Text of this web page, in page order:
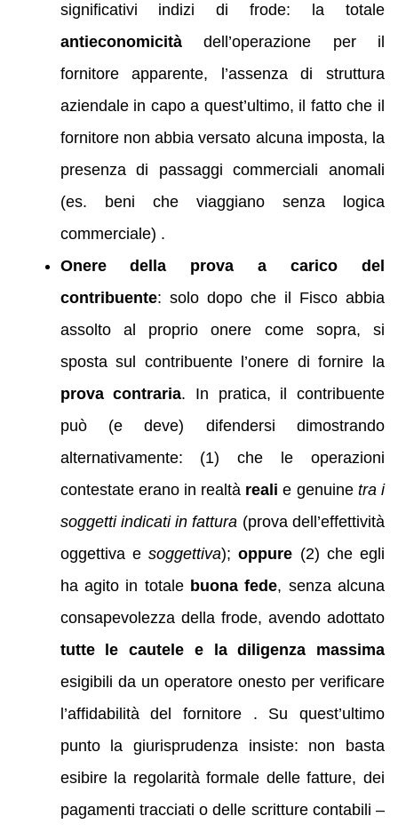
significativi indizi di frode: la totale
antieconomicitàdell’operazione per il
fornitore apparente, l’assenza di struttura
aziendale in capo a quest’ultimo, il fatto che il
fornitore non abbia versato alcuna imposta, la
presenza di passaggi commerciali anomali
(es. beni che viaggiano senza logica
commerciale) .
Onere della prova a carico del
contribuente: solo dopo che il Fisco abbia
assolto al proprio onere come sopra, si
sposta sul contribuente l’onere di fornire la
prova contraria. In pratica, il contribuente
può (e deve) difendersi dimostrando
alternativamente: (1) che le operazioni
contestate erano in realtà reali e genuine tra i
soggetti indicati in fattura (prova dell’effettività
oggettiva esoggettiva);oppure (2) che egli
ha agito in totale buona fede, senza alcuna
consapevolezza della frode, avendo adottato
tutte le cautele e la diligenza massima
esigibili da un operatore onesto per verificare
l’affidabilità del fornitore . Su quest’ultimo
punto la giurisprudenza insiste: non basta
esibire la regolarità formale delle fatture, dei
pagamenti tracciati o delle scritture contabili –